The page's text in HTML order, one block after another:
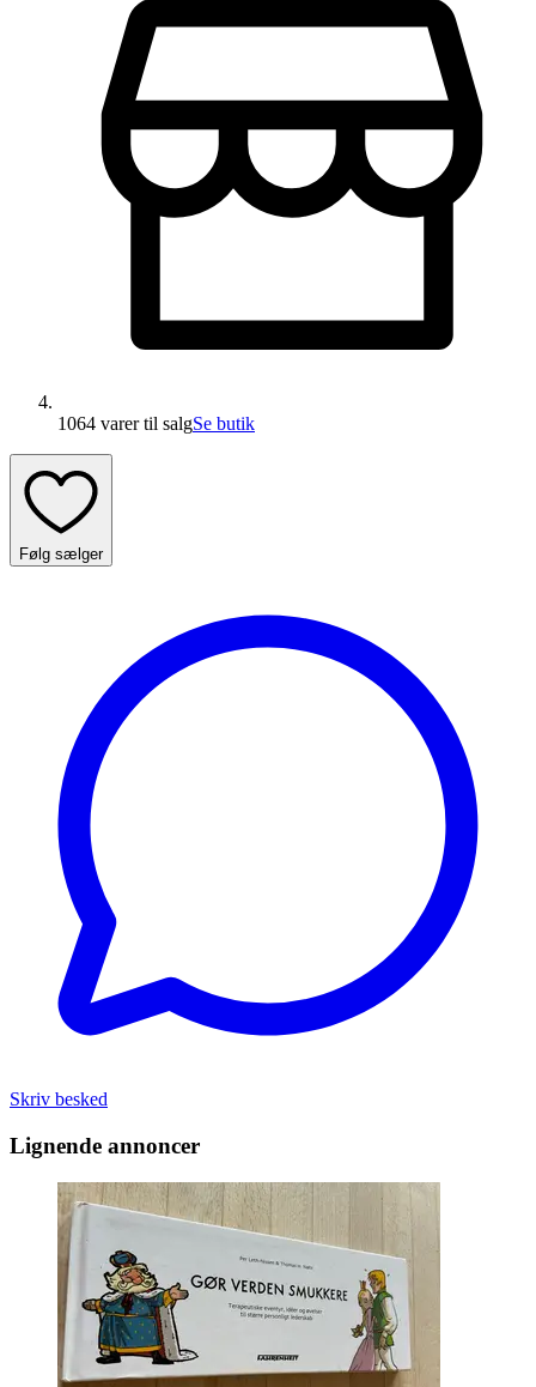
1064 varertil salgSe butik
Følg sælger
Skriv besked
Lignende annoncer